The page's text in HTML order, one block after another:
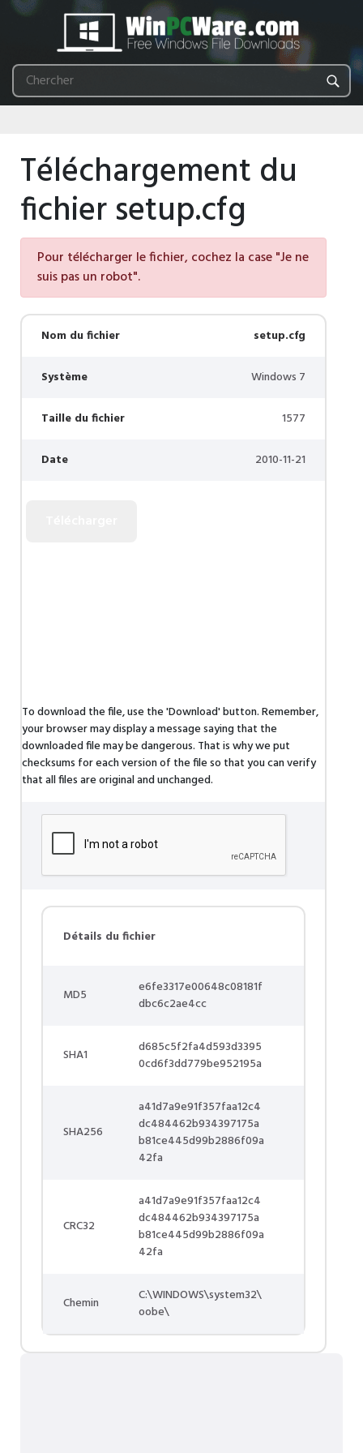
Téléchargement du
fichier setup.cfg
Pour télécharger le fichier, cochez la case "Je ne
suis pas un robot".
Nom du fichier setup.cfg
Système Windows 7
Taille du fichier 1577
Date 2010-11-21
To download the file, use the 'Download' button. Remember,
your browser may display a message saying that the
downloaded file may be dangerous. That is why we put
checksums for each version of the file so that you can verify
that all files are original and unchanged.
Détails du fichier
MD5
e6fe3317e00648c08181f
dbc6c2ae4cc
SHA1
d685c5f2fa4d593d3395
0cd6f3dd779be952195a
SHA256
a41d7a9e91f357faa12c4
dc484462b934397175a
b81ce445d99b2886f09a
42fa
CRC32
a41d7a9e91f357faa12c4
dc484462b934397175a
b81ce445d99b2886f09a
42fa
Chemin
C:\WINDOWS\system32\
oobe\